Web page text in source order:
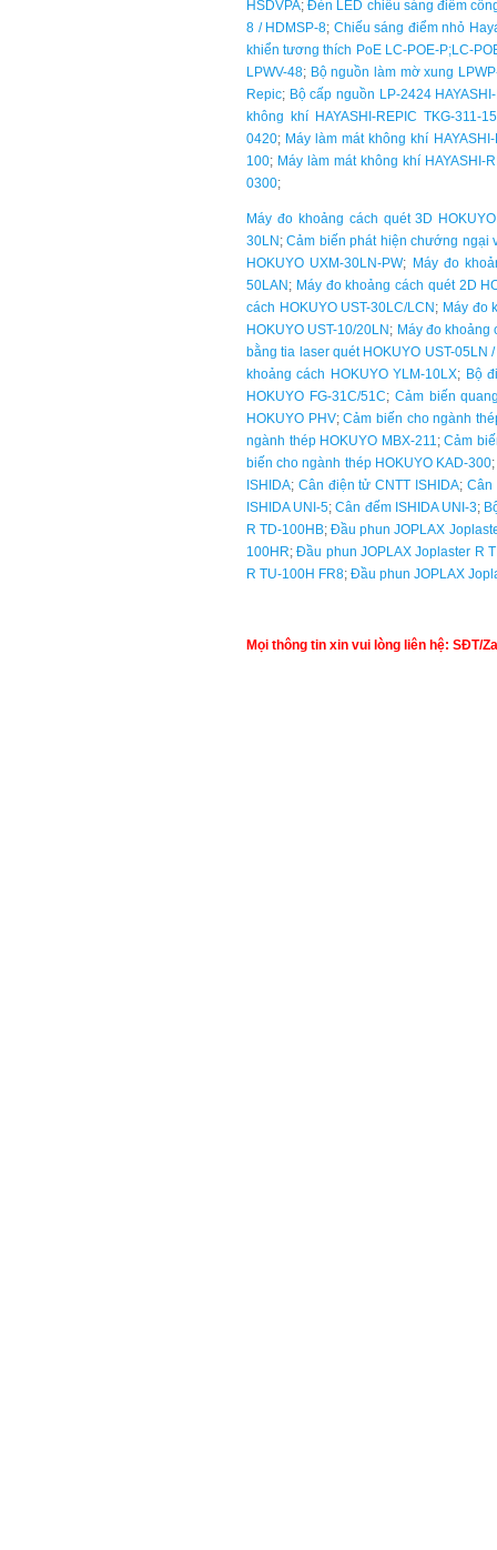
HSDVPA;Đèn LED chiếu sáng điểm
8 / HDMSP-8; Chiếu sáng điểm nhỏ
khiển tương thích PoE LC-POE-P;LC-
LPWV-48; Bộ nguồn làm mờ xung
Repic; Bộ cấp nguồn LP-2424
không khí HAYASHI-REPIC TKG-311-
0420; Máy làm mát không khí
100; Máy làm mát không khí HAYASHI-
0300;
Máy đo khoảng cách quét 3D
30LN ;Cảm biến phát hiện chướng ngại
HOKUYO UXM-30LN-PW; Máy đo
50LAN ; Máy đo khoảng cách quét 2D
cách HOKUYO UST-30LC/LCN ; Máy đo
HOKUYO UST-10/20LN ; Máy đo khoảng
bằng tia laser quét HOKUYO UST-05LN
khoảng cách HOKUYO YLM-10LX; Bộ
HOKUYO FG-31C/51C; Cảm biến
HOKUYO PHV;Cảm biến cho ngành
ngành thép HOKUYO MBX-211; Cảm
biến cho ngành thép HOKUYO KAD-300
ISHIDA; Cân điện tử CNTT ISHIDA; Cân
ISHIDA UNI-5;Cân đếm ISHIDA UNI-3;
R TD-100HB;Đầu phun JOPLAX
100HR;Đầu phun JOPLAX Joplaster R
R TU-100H FR8; Đầu phun JOPLAX
Mọi thông tin xin vui lòng liên hệ: SĐT/